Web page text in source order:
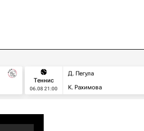
Теннис
06.08 21:00
Д. Пегула
К. Рахимова